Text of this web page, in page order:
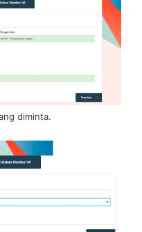
diminta.